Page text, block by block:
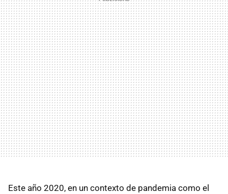
Este año 2020, en un contexto de pandemia como el